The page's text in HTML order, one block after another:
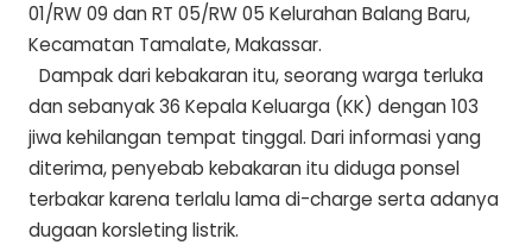
01/RW 09 dan RT 05/RW 05 Kelurahan Balang Baru,
Kecamatan Tamalate, Makassar.
Dampak dari kebakaran itu, seorang warga terluka
dan sebanyak 36 Kepala Keluarga (KK) dengan 103
jiwa kehilangan tempat tinggal. Dari informasi yang
diterima, penyebab kebakaran itu diduga ponsel
terbakar karena terlalu lama di-charge serta adanya
dugaan korsleting listrik.